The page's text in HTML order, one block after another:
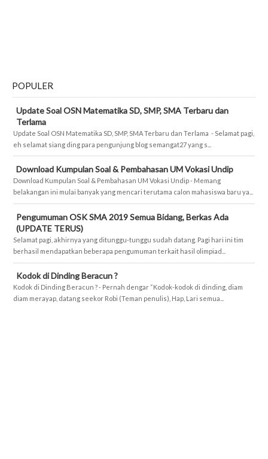
POPULER
Update Soal OSN Matematika SD, SMP, SMA Terbaru dan
Terlama
Update Soal OSN Matematika SD, SMP, SMA Terbaru dan Terlama - Selamat pagi,
eh selamat siang ding para pengunjung blog semangat27 yang s...
Download Kumpulan Soal & Pembahasan UM Vokasi Undip
Download Kumpulan Soal & Pembahasan UM Vokasi Undip - Memang
belakangan ini mulai banyak yang mencari terutama calon mahasiswa baru ya...
Pengumuman OSK SMA 2019 Semua Bidang, Berkas Ada
(UPDATE TERUS)
Selamat pagi, akhirnya yang ditunggu-tunggu sudah datang. Pagi hari ini tim
berhasil mendapatkan beberapa pengumuman terkait hasil olimpiad...
Kodok di Dinding Beracun ?
Kodok di Dinding Beracun ? - Pernah dengar “Kodok-kodok di dinding, diam
diam merayap, datang seekor Robi (Teman penulis), Hap, Lari semua...